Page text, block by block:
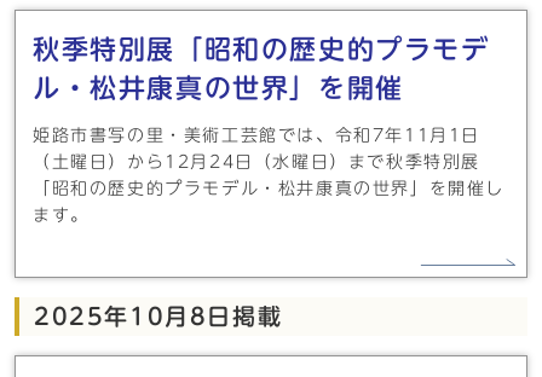
秋季特別展「昭和の歴史的プラモデ
ル・松井康真の世界」を開催
姫路市書写の里・美術工芸館では、令和7年11月1日
（土曜日）から12月24日（水曜日）まで秋季特別展
「昭和の歴史的プラモデル・松井康真の世界」を開催し
ます。
2025年10月8日掲載